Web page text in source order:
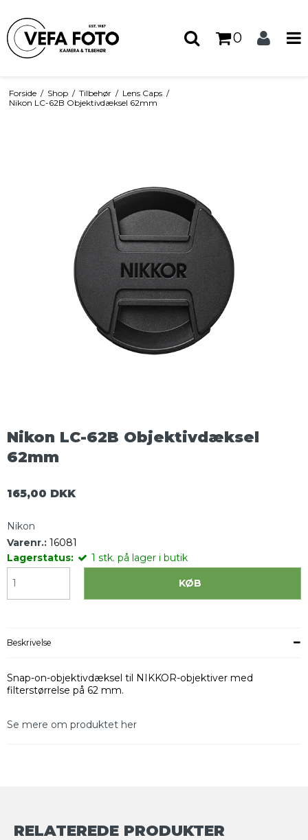
0
Forside / Shop / Tilbehør / Lens Caps /
Nikon LC-62B Objektivdæksel 62mm
Nikon LC-62B Objektivdæksel
62mm
165,00 DKK
Nikon
Varenr.: 16081
Lagerstatus:
1 stk. på lager i butik
KØB
Beskrivelse
Snap-on-objektivdæksel til NIKKOR-objektiver med
filterstørrelse på 62 mm.
Se mere om produktet her
RELATEREDE PRODUKTER